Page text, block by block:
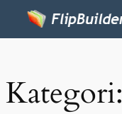
Kategori: